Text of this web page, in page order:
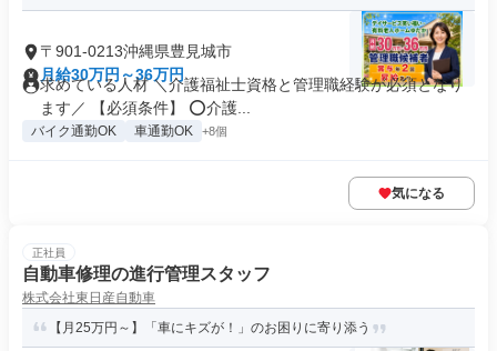
〒901-0213沖縄県豊見城市
月給30万円～36万円
求めている人材 ＼介護福祉士資格と管理職経験が必須となり
ます／ 【必須条件】 ⭕介護...
バイク通勤OK 車通勤OK +8個
気になる
正社員
自動車修理の進行管理スタッフ
株式会社東日産自動車
【月25万円～】「車にキズが！」のお困りに寄り添う